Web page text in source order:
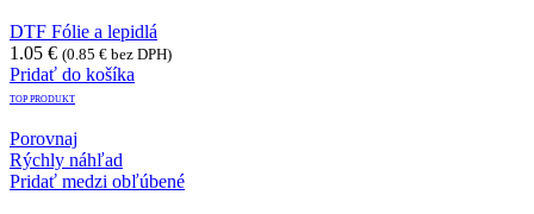
DTF Fólie a lepidlá
1.05 € (0.85 € bez DPH)
Pridať do košíka
TOP PRODUKT
Porovnaj
Rýchly náhľad
Pridať medzi obľúbené